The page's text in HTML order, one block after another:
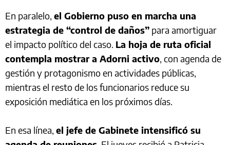
En paralelo, el Gobierno puso en marcha una
estrategia de “control de daños” para amortiguar
el impacto político del caso. La hoja de ruta oficial
contempla mostrar a Adorni activo, con agenda de
gestión y protagonismo en actividades públicas,
mientras el resto de los funcionarios reduce su
exposición mediática en los próximos días.
En esa línea, el jefe de Gabinete intensificó su